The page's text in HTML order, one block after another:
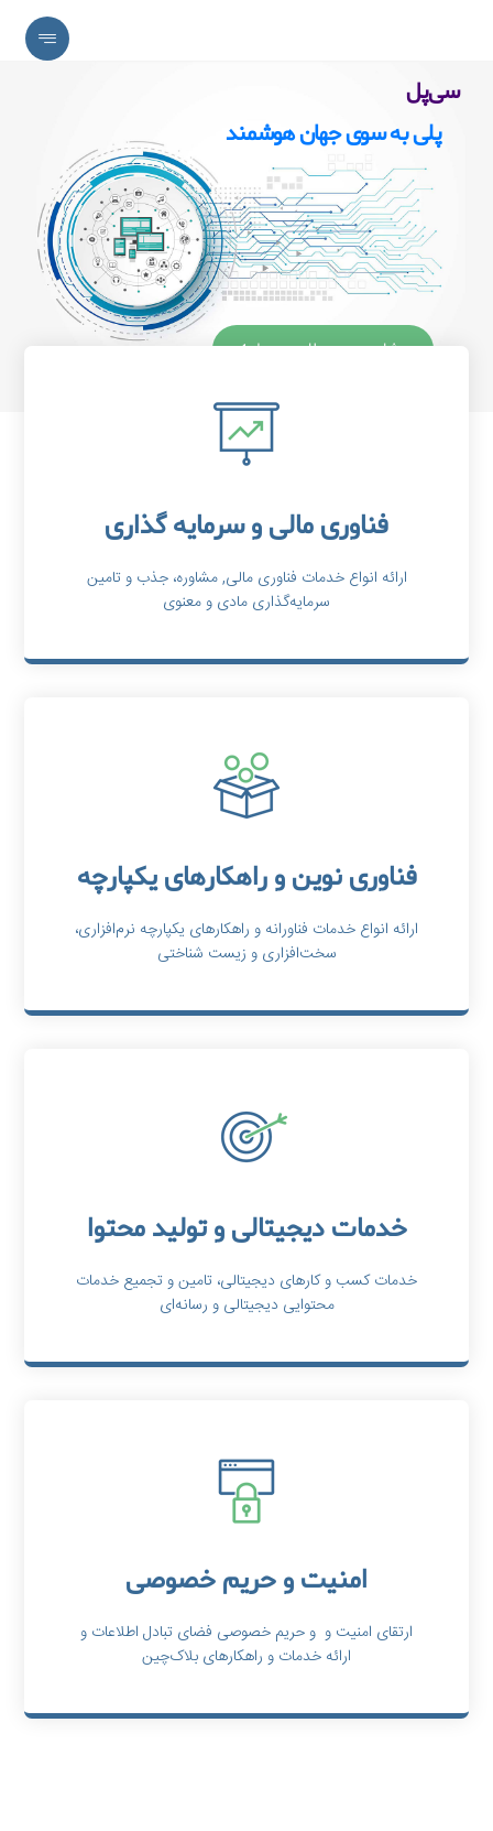
سی‌پل
پلی به سوی جهان هوشمند
مشاهده محصولات سی‌پل
فناوری مالی و سرمایه گذاری
ارائه انواع خدمات فناوری مالی, مشاوره، جذب و تامین
سرمایه‌گذاری مادی و معنوی
فناوری نوین و راهکارهای یکپارچه
ارائه انواع خدمات فناورانه و راهکارهای یکپارچه نرم‌افزاری،
سخت‌افزاری و زیست شناختی
خدمات دیجیتالی و تولید محتوا
خدمات کسب و کارهای دیجیتالی، تامین و تجمیع خدمات
محتوایی دیجیتالی و رسانه‌ای
امنیت و حریم خصوصی
ارتقای امنیت و و حریم خصوصی فضای تبادل اطلاعات و
ارائه خدمات و راهکارهای بلاک‌چین